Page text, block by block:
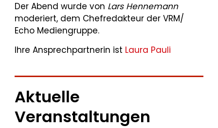
Der Abend wurde von Lars Hennemann
moderiert, dem Chefredakteur der VRM/
Echo Mediengruppe.
Ihre Ansprechpartnerin ist Laura Pauli
Aktuelle
Veranstaltungen